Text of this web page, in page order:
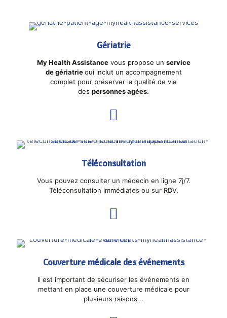
Gériatrie
My Health Assistancevous propose un service
de gériatriequi inclut un accompagnement
complet pour préserver la qualité de vie
des personnes agées.
Téléconsultation
Vous pouvez consulter un médecin en ligne 7j/7.
Téléconsultation immédiates ou sur RDV.
Couverture médicale des événements
Il est important de sécuriser les événements en
mettant en place une couverture médicale pour
plusieurs raisons...